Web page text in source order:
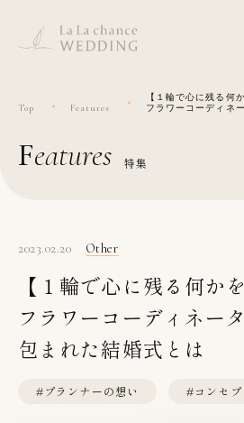
Top Features
【１輪で心に残る何か
フラワーコーディネ
features 特集
2023.02.20 Other
【１輪で心に残る何かを
フラワーコーディネー
包まれた結婚式とは
#プランナーの想い #コンセプ